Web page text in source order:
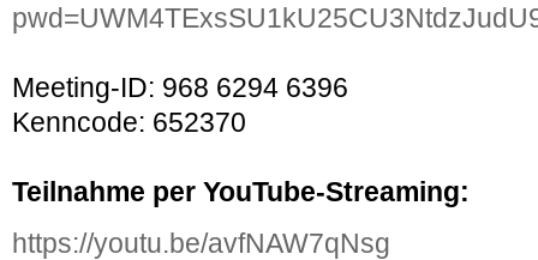
Meeting-ID: 968 6294 6396
Kenncode: 652370
Teilnahme per YouTube-Streaming:
https://youtu.be/avfNAW7qNsg